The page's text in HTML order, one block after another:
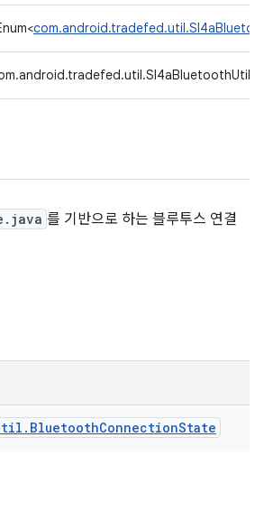
를 기반으로 하는 블루투스 연결
. BluetoothConnectionState